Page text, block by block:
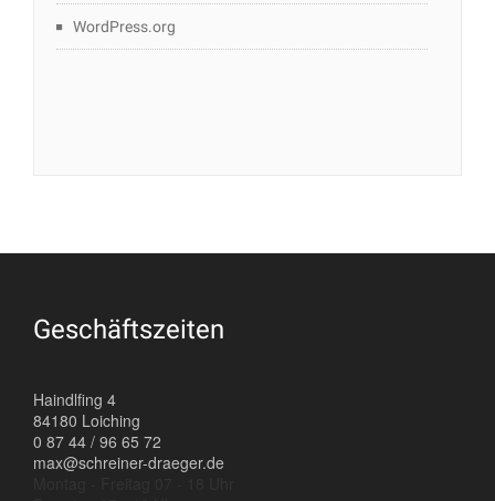
WordPress.org
Geschäftszeiten
Haindlfing 4
84180 Loiching
0 87 44 / 96 65 72
max@schreiner-draeger.de